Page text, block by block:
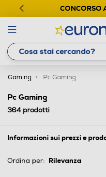
CONCORSO
Gaming Pc Gaming
Pc Gaming
364prodotti
Informazioni sui prezzi e
Ordina per: